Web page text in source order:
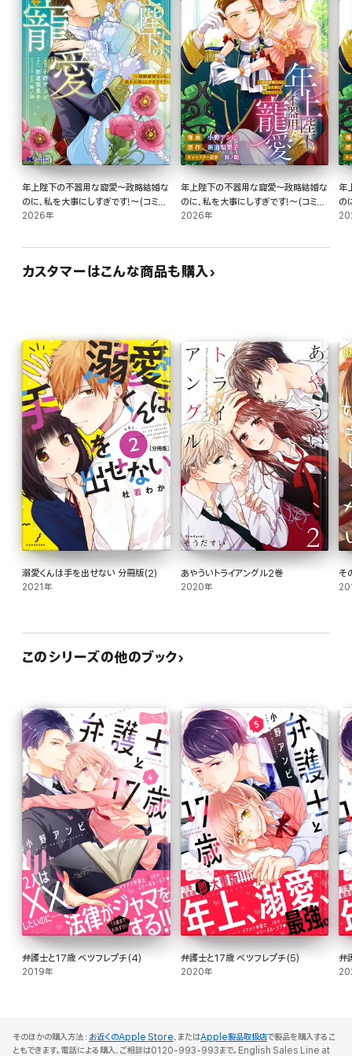
年上陛下の不器用な寵愛～政略結婚な
のに、私を大事にしすぎです!～(コミッ
ク) : 2
2026年
年上陛下の不器用な寵愛～政略結婚な
のに、私を大事にしすぎです!～(コミッ
ク) 分冊版 : 1
2026年
年
の
ク
カスタマーはこんな商品も購入
溺愛くんは手を出せない 分冊版(2)
2021年
あやういトライアングル2巻
2020年
そ
このシリーズの他のブック
弁護士と17歳 ベツフレプチ(4)
2019年
弁護士と17歳 ベツフレプチ(5)
2020年
弁
そのほかの購入方法： お近くのApple Store、またはApple製品取扱店で製品を購入するこ
ともできます。電話による購入、ご相談は0120-993-993まで。English Sales Line at